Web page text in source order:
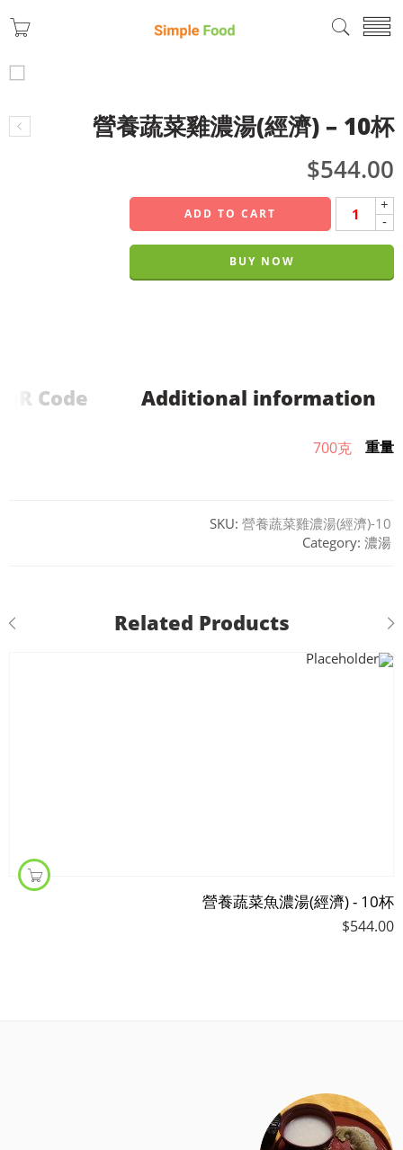
營養蔬菜雞濃湯(經濟) – 10杯
$544.00
+
-
ADD TO CART
BUY NOW
Additional information
QR Code
重量
700克
SKU: 營養蔬菜雞濃湯(經濟)-10
Category: 濃湯
Related Products
營養蔬菜魚濃湯(經濟) - 10杯
$544.00